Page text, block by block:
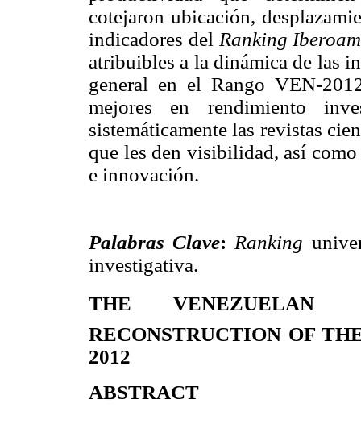
cotejaron ubicación,
indicadores del Ranking
atribuibles a la dinámica de las
general en el Rango VEN-
mejores en rendimiento
sistemáticamente las revistas
que les den visibilidad, así
e innovación.
Palabras Clave: Ranking
investigativa.
THE VENEZUELAN
RECONSTRUCTION OF
2012
ABSTRACT